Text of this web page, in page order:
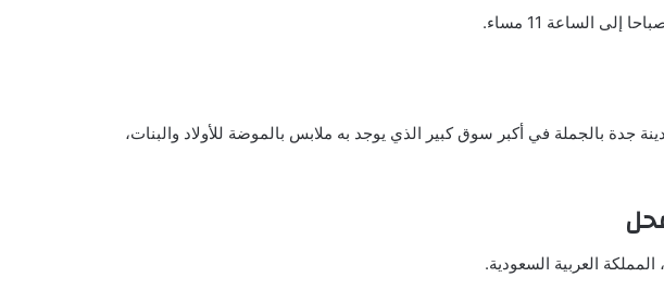
بالجملة في أكبر سوق كبير الذي يوجد به ملابس بالموضة للأولاد والبنات،